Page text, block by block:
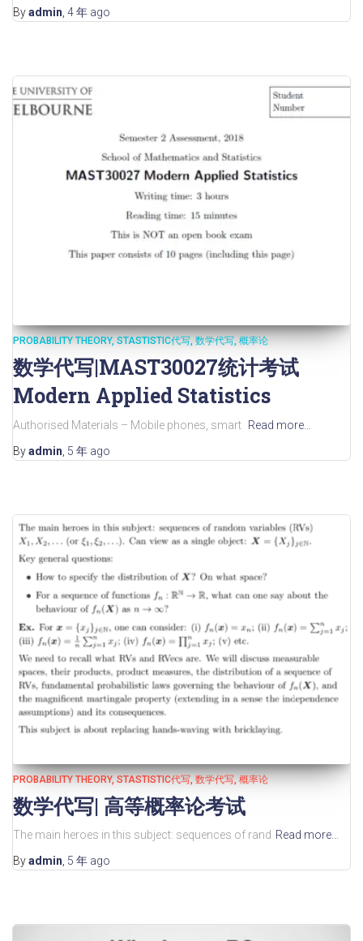
Byadmin 4 年 ago
PROBABILITY THEORY STASTISTIC代写 数学代写 概率论
数学代写|MAST30027统计考试
Modern Applied Statistics
Authorised Materials – Mobile phones, smart Read more…
Byadmin 5 年 ago
PROBABILITY THEORY STASTISTIC代写 数学代写 概率论
数学代写| 高等概率论考试
The main heroes in this subject: sequences of rand Read more…
Byadmin, 5 年 ago